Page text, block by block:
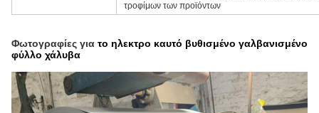
τροφίμων των προϊόντων
Φωτογραφίες για το ηλεκτρο καυτό βυθισμένο γαλβανισμένο
φύλλο χάλυβα